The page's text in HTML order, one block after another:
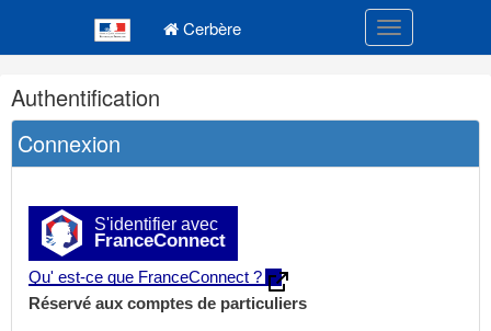
Cerbère Toggle
Navigation
et
outils
annexes
Authentification
Connexion
S'identifier avec
FranceConnect
Qu' est-ce que FranceConnect ?
Réservé aux comptes de particuliers